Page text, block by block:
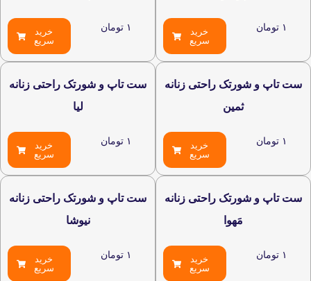
تومان
خرید
سریع
تومان
خرید
سریع
ست تاپ و شورتک راحتی زنانه
ثمین
تومان
خرید
سریع
ست تاپ و شورتک راحتی زنانه
لیا
تومان
خرید
سریع
ست تاپ و شورتک راحتی زنانه
مَهوا
تومان
خرید
سریع
ست تاپ و شورتک راحتی زنانه
نیوشا
تومان
خرید
سریع